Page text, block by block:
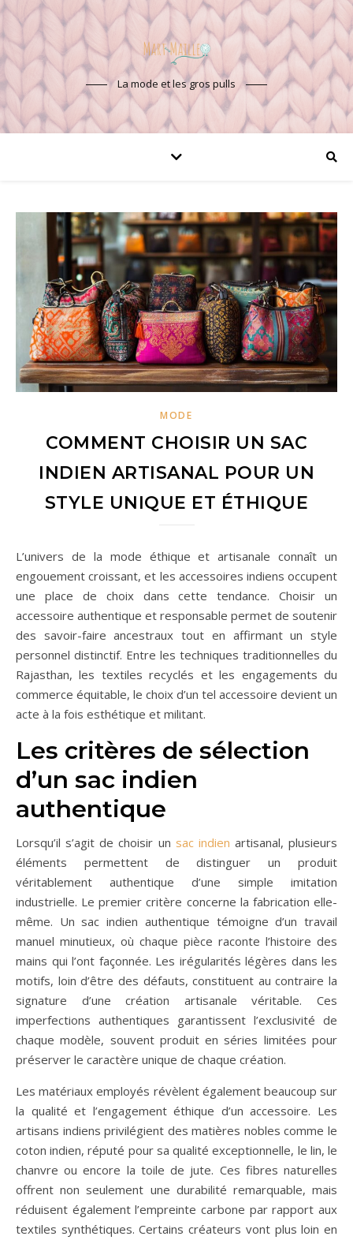
La mode et les gros pulls
MODE
COMMENT CHOISIR UN SAC
INDIEN ARTISANAL POUR UN
STYLE UNIQUE ET ÉTHIQUE
L’univers de la mode éthique et artisanale connaît un
engouement croissant, et les accessoires indiens occupent
une place de choix dans cette tendance. Choisir un
accessoire authentique et responsable permet de soutenir
des savoir-faire ancestraux tout en affirmant un style
personnel distinctif. Entre les techniques traditionnelles du
Rajasthan, les textiles recyclés et les engagements du
commerce équitable, le choix d’un tel accessoire devient un
acte à la fois esthétique et militant.
Les critères de sélection
d’un sac indien
authentique
Lorsqu’il s’agit de choisir un sac indien artisanal, plusieurs
éléments permettent de distinguer un produit
véritablement authentique d’une simple imitation
industrielle. Le premier critère concerne la fabrication elle-
même. Un sac indien authentique témoigne d’un travail
manuel minutieux, où chaque pièce raconte l’histoire des
mains qui l’ont façonnée. Les irégularités légères dans les
motifs, loin d’être des défauts, constituent au contraire la
signature d’une création artisanale véritable. Ces
imperfections authentiques garantissent l’exclusivité de
chaque modèle, souvent produit en séries limitées pour
préserver le caractère unique de chaque création.
Les matériaux employés révèlent également beaucoup sur
la qualité et l’engagement éthique d’un accessoire. Les
artisans indiens privilégient des matières nobles comme le
coton indien, réputé pour sa qualité exceptionnelle, le lin, le
chanvre ou encore la toile de jute. Ces fibres naturelles
offrent non seulement une durabilité remarquable, mais
réduisent également l’empreinte carbone par rapport aux
textiles synthétiques. Certains créateurs vont plus loin en